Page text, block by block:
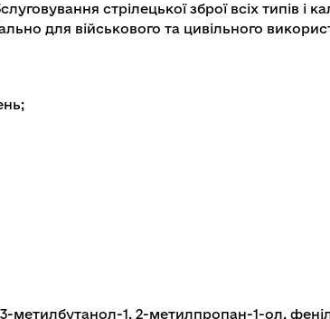
стрілецької зброї всіх типів і
для військового та цивільного
1, 2-метилпропан-1-ол,